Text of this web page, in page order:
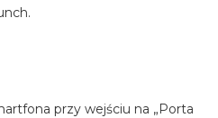
przy wejściu na „Porta